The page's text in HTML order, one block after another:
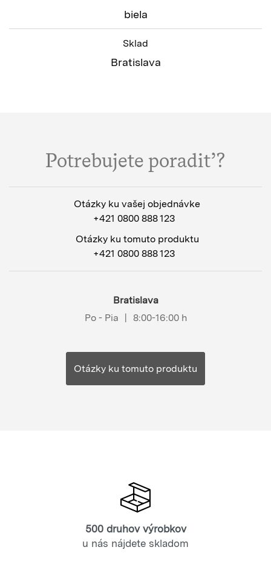
biela
Sklad
Bratislava
Potrebujete poradiť?
Otázky ku vašej objednávke
+421 0800 888 123
Otázky ku tomuto produktu
+421 0800 888 123
Bratislava
Po - Pia
| 8:00-16:00 h
Otázky ku tomuto produktu
500 druhov výrobkov
u nás nájdete skladom